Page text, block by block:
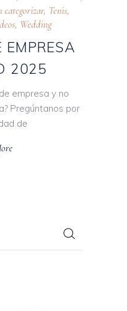
categorizar, Tenis,
, Wedding
EMPRESA
2025
empresa y no
Pregúntanos por
de